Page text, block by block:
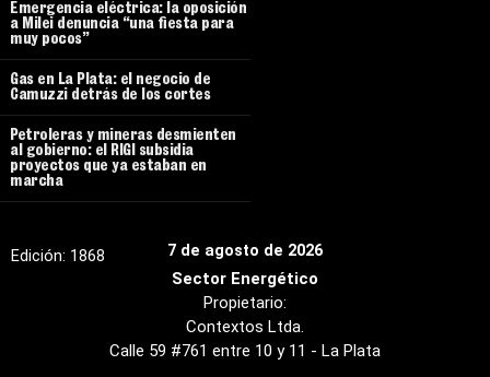
7 de agosto de 2026
Edición: 1868
Sector Energético
Propietario:
Contextos Ltda.
Calle 59 #761 entre 10 y 11 - La Plata
Emergencia eléctrica: la oposición
a Milei denuncia “una fiesta para
muy pocos”
Gas en La Plata: el negocio de
Camuzzi detrás de los cortes
Petroleras y mineras desmienten
al gobierno: el RIGI subsidia
proyectos que ya estaban en
marcha